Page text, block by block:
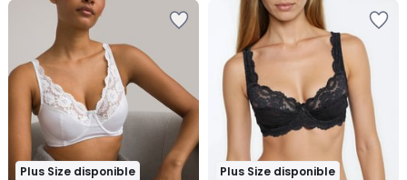
Plus Size disponible Plus Size disponible